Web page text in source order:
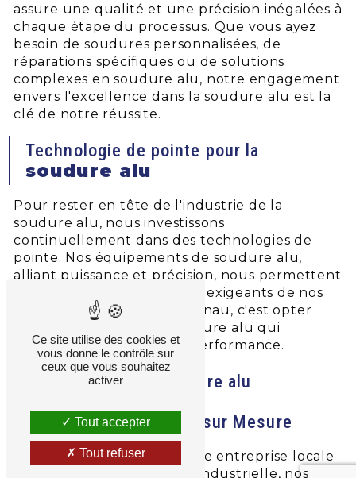
assure une qualité et une précision inégalées à
chaque étape du processus. Que vous ayez
besoin de soudures personnalisées, de
réparations spécifiques ou de solutions
complexes en soudure alu, notre engagement
envers l'excellence dans la soudure alu est la
clé de notre réussite.
Technologie de pointe pour la
soudure alu
Pour rester en tête de l'industrie de la
soudure alu, nous investissons
continuellement dans des technologies de
pointe. Nos équipements de soudure alu,
alliant puissance et précision, nous permettent
de relever les défis les plus exigeants de nos
clients. Opter pour SEE Vignau, c'est opter
pour des solutions de soudure alu qui
dépassent les normes de performance.
Nos services en soudure alu
Solutions soudure alu sur Mesure
Que vous dirigiez une petite entreprise locale
ou une grande entreprise industrielle, nos
Ce site utilise des cookies et
vous donne le contrôle sur
ceux que vous souhaitez
activer
Tout accepter
Tout refuser